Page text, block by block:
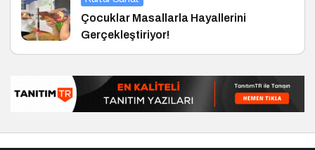
Çocuklar Masallarla Hayallerini
Gerçekleştiriyor!